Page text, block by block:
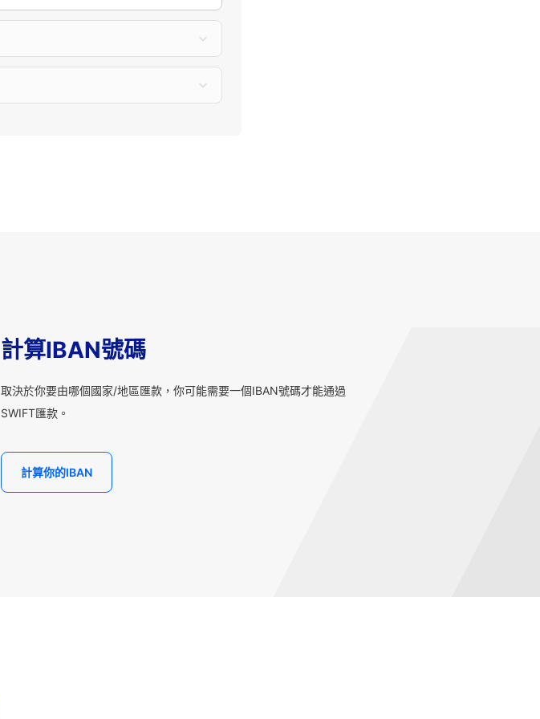
計算IBAN號碼
取決於你要由哪個國家/地區匯款，你可能需要一個IBAN號碼才能通過
SWIFT匯款。
計算你的IBAN